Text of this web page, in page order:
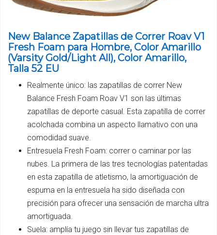
New Balance Zapatillas de Correr Roav V1
Fresh Foam para Hombre, Color Amarillo
(Varsity Gold/Light All), Color Amarillo,
Talla 52 EU
Realmente único: las zapatillas de correr New
Balance Fresh Foam Roav V1 son las últimas
zapatillas de deporte casual. Esta zapatilla de correr
acolchada combina un aspecto llamativo con una
comodidad suave.
Entresuela Fresh Foam: correr o caminar por las
nubes. La primera de las tres tecnologías patentadas
en esta zapatilla de atletismo, la amortiguación de
espuma en la entresuela ha sido diseñada con
precisión para ofrecer una sensación de marcha ultra
amortiguada.
Suela: amplía tu juego sin llevar tus zapatillas de